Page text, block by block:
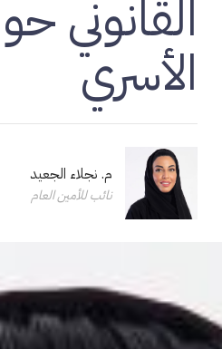
القانوني
الأسري
م. نجلاء الجعيد
نائب للأمين العام